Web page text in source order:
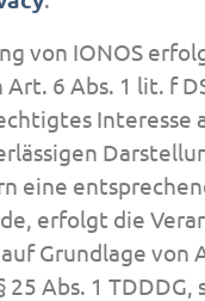
von IONOS
6 Abs. 1 lit. f
Interesse
eine
erfolgt die
Grundlage von
25 Abs. 1